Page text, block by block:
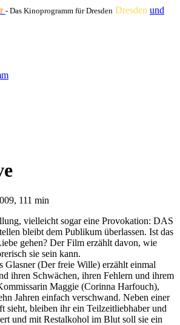
- Das Kinoprogramm für Dresden Dresden und
111 min
vielleicht sogar eine Provokation: DAS
bleibt dem Publikum überlassen. Ist das
gehen? Der Film erzählt davon, wie
sie sein kann.
Glasner (Der freie Wille) erzählt einmal
ihren Schwächen, ihren Fehlern und ihrem
Maggie (Corinna Harfouch),
Jahren einfach verschwand. Neben einer
sieht, bleiben ihr ein Teilzeitliebhaber und
und mit Restalkohol im Blut soll sie ein